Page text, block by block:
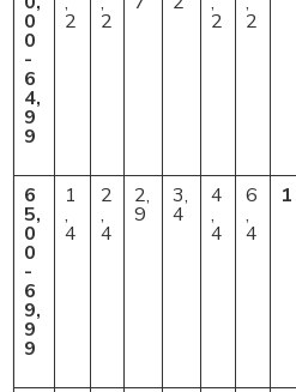
0
0
-
6
4,
9
9
2 2 2 2
6
5,
0
0
-
6
9,
9
9
1
,
4
2
,
4
2,
9
3,
4
4
,
4
6
,
4
1